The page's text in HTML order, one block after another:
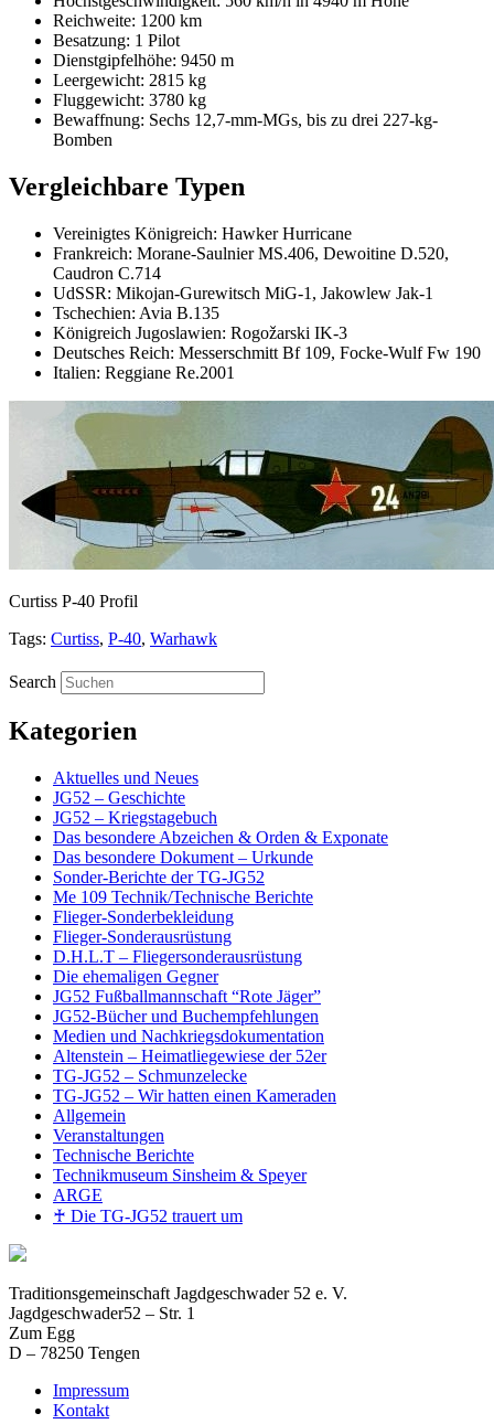
Reichweite: 1200 km
Besatzung: 1 Pilot
Dienstgipfelhöhe: 9450 m
Leergewicht: 2815 kg
Fluggewicht: 3780 kg
Bewaffnung: Sechs 12,7-mm-MGs, bis zu drei 227-kg-
Bomben
Vergleichbare Typen
Vereinigtes Königreich: Hawker Hurricane
Frankreich: Morane-Saulnier MS.406, Dewoitine D.520,
Caudron C.714
UdSSR: Mikojan-Gurewitsch MiG-1, Jakowlew Jak-1
Tschechien: Avia B.135
Königreich Jugoslawien: Rogožarski IK-3
Deutsches Reich: Messerschmitt Bf 109, Focke-Wulf Fw 190
Italien: Reggiane Re.2001
Curtiss P-40 Profil
Tags: Curtiss, P-40, Warhawk
Search
Kategorien
Aktuelles und Neues
JG52 – Geschichte
JG52 – Kriegstagebuch
Das besondere Abzeichen & Orden & Exponate
Das besondere Dokument – Urkunde
Sonder-Berichte der TG-JG52
Me 109 Technik/Technische Berichte
Flieger-Sonderbekleidung
Flieger-Sonderausrüstung
D.H.L.T – Fliegersonderausrüstung
Die ehemaligen Gegner
JG52 Fußballmannschaft “Rote Jäger”
JG52-Bücher und Buchempfehlungen
Medien und Nachkriegsdokumentation
Altenstein – Heimatliegewiese der 52er
TG-JG52 – Schmunzelecke
TG-JG52 – Wir hatten einen Kameraden
Allgemein
Veranstaltungen
Technische Berichte
Technikmuseum Sinsheim & Speyer
ARGE
♰ Die TG-JG52 trauert um
Traditionsgemeinschaft Jagdgeschwader 52 e. V.
Jagdgeschwader52 – Str. 1
Zum Egg
D – 78250 Tengen
Impressum
Kontakt